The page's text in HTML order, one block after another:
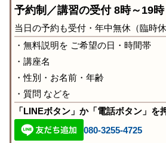
予約制／講習の受付 8時～19時
当日の予約も受付・年中無休（臨時休
・無料説明を ご希望の日・時間帯
・講座名
・性別・お名前・年齢
・質問 などを
「LINEボタン」か「電話ボタン」を
080-3255-4725